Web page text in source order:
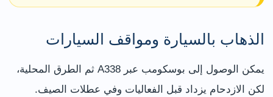
الذهاب بالسيارة ومواقف السيارات
يمكن الوصول إلى بوسكومب عبر A338 ثم الطرق المحلية،
لكن الازدحام يزداد قبل الفعاليات وفي عطلات الصيف.